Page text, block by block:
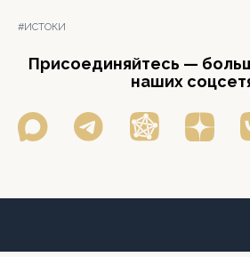
#ИСТОКИ
Присоединяйтесь —
наших